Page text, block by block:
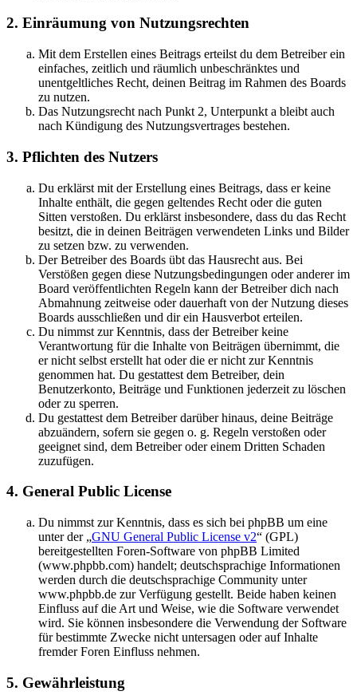
2. Einräumung von Nutzungsrechten
Mit dem Erstellen eines Beitrags erteilst du dem Betreiber ein
einfaches, zeitlich und räumlich unbeschränktes und
unentgeltliches Recht, deinen Beitrag im Rahmen des Boards
zu nutzen.
Das Nutzungsrecht nach Punkt 2, Unterpunkt a bleibt auch
nach Kündigung des Nutzungsvertrages bestehen.
3. Pflichten des Nutzers
Du erklärst mit der Erstellung eines Beitrags, dass er keine
Inhalte enthält, die gegen geltendes Recht oder die guten
Sitten verstoßen. Du erklärst insbesondere, dass du das Recht
besitzt, die in deinen Beiträgen verwendeten Links und Bilder
zu setzen bzw. zu verwenden.
Der Betreiber des Boards übt das Hausrecht aus. Bei
Verstößen gegen diese Nutzungsbedingungen oder anderer im
Board veröffentlichten Regeln kann der Betreiber dich nach
Abmahnung zeitweise oder dauerhaft von der Nutzung dieses
Boards ausschließen und dir ein Hausverbot erteilen.
Du nimmst zur Kenntnis, dass der Betreiber keine
Verantwortung für die Inhalte von Beiträgen übernimmt, die
er nicht selbst erstellt hat oder die er nicht zur Kenntnis
genommen hat. Du gestattest dem Betreiber, dein
Benutzerkonto, Beiträge und Funktionen jederzeit zu löschen
oder zu sperren.
Du gestattest dem Betreiber darüber hinaus, deine Beiträge
abzuändern, sofern sie gegen o. g. Regeln verstoßen oder
geeignet sind, dem Betreiber oder einem Dritten Schaden
zuzufügen.
4. General Public License
Du nimmst zur Kenntnis, dass es sich bei phpBB um eine
unter der „GNU General Public License v2“ (GPL)
bereitgestellten Foren-Software von phpBB Limited
(www.phpbb.com) handelt; deutschsprachige Informationen
werden durch die deutschsprachige Community unter
www.phpbb.de zur Verfügung gestellt. Beide haben keinen
Einfluss auf die Art und Weise, wie die Software verwendet
wird. Sie können insbesondere die Verwendung der Software
für bestimmte Zwecke nicht untersagen oder auf Inhalte
fremder Foren Einfluss nehmen.
5. Gewährleistung